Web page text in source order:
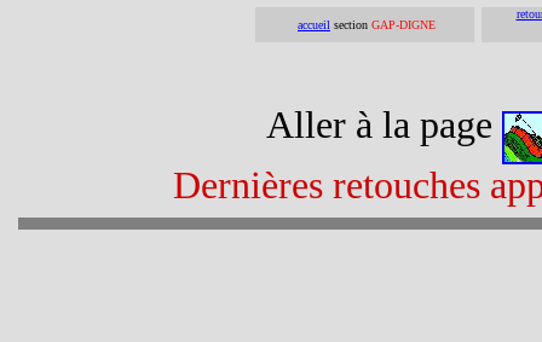
accueil section GAP-DIGNE
Aller à la page
Dernières retouches